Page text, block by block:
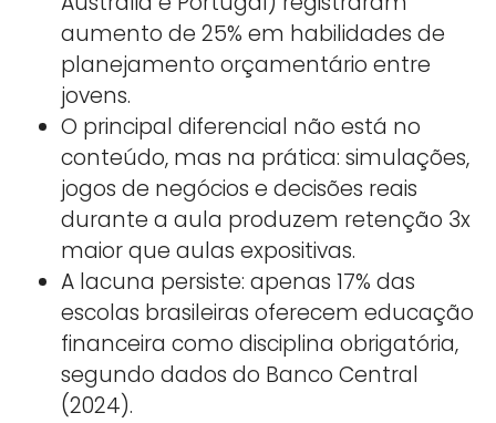
aumento de 25% em habilidades de
planejamento orçamentário entre
jovens.
O principal diferencial não está no
conteúdo, mas na prática: simulações,
jogos de negócios e decisões reais
durante a aula produzem retenção 3x
maior que aulas expositivas.
A lacuna persiste: apenas 17% das
escolas brasileiras oferecem educação
financeira como disciplina obrigatória,
segundo dados do Banco Central
(2024).